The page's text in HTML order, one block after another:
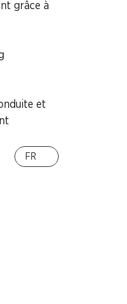
grâce à
et
FR
SPECIAL
Felder